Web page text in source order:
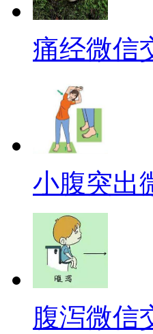
痛经微信
小腹突出
腹泻微信